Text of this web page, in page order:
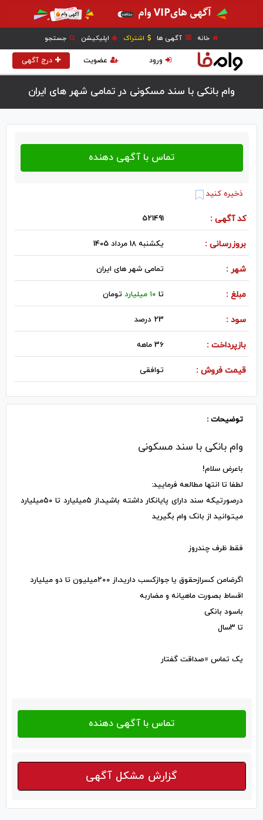
خانه آگهی ها اشتراک اپلیکیشن جستجو
درج آگهی عضویت ورود
وام بانکی با سند مسکونی در تمامی شهر های ایران
ذخیره کنید
کد آگهی : 521491
بروزرسانی : یکشنبه 18 مرداد 1405
شهر : تمامی شهر های ایران
مبلغ : تا ۱۰ میلیارد تومان
سود : 23 درصد
بازپرداخت : 36 ماهه
قیمت فروش : توافقی
توضیحات :
وام بانکی با سند مسکونی
باعرض سلام!
لطفا تا انتها مطالعه فرمایید:
درصورتیکه سند دارای پایانکار داشته باشید،از ۵میلیارد تا ۵۰میلیارد
میتوانید از بانک وام بگیرید
فقط ظرف چندروز
اگرضامن کسرازحقوق یا جوازکسب دارید،از ۲۰۰میلیون تا دو میلیارد
اقساط بصورت ماهیانه و مضاربه
باسود بانکی
تا ۳سال
یک تماس =صداقت گفتار
گزارش مشکل آگهی